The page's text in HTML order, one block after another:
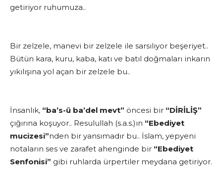
getiriyor ruhumuza..
Bir zelzele, manevi bir zelzele ile sarsılıyor beşeriyet..
Bütün kara, kuru, kaba, katı ve batıl doğmaları inkarın
yıkılışına yol açan bir zelzele bu..
İnsanlık, “ba’s-ü ba’del mevt” öncesi bir “DİRİLİŞ”
çığırına koşuyor.. Resulullah (s.a.s.)ın “Ebediyet
mucizesi”nden bir yansımadır bu.. İslam, yepyeni
notaların ses ve zarafet ahenginde bir “Ebediyet
Senfonisi” gibi ruhlarda ürpertiler meydana getiriyor.